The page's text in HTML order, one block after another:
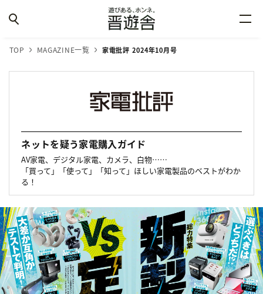
TOP MAGAZINE一覧 家電批評 2024年10月号
ネットを疑う家電購入ガイド
AV家電、デジタル家電、カメラ、白物……
「買って」「使って」「知って」ほしい家電製品のベストがわか
る！